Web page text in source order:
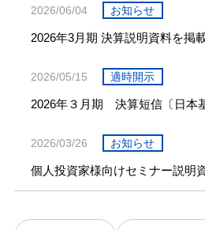
2026/06/04 お知らせ
2026年3月期 決算説明資料を掲
2026/05/15 適時開示
2026年３月期 決算短信〔日本
2026/03/26 お知らせ
個人投資家様向けセミナー説明